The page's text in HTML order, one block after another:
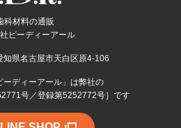
科材料の通販
ピーディーアール
県名古屋市天白区原4-106
ーディーアール」は弊社の
号／登録第5252772号］です